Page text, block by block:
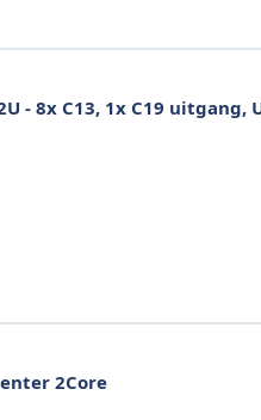
- 8x C13, 1x C19
2Core